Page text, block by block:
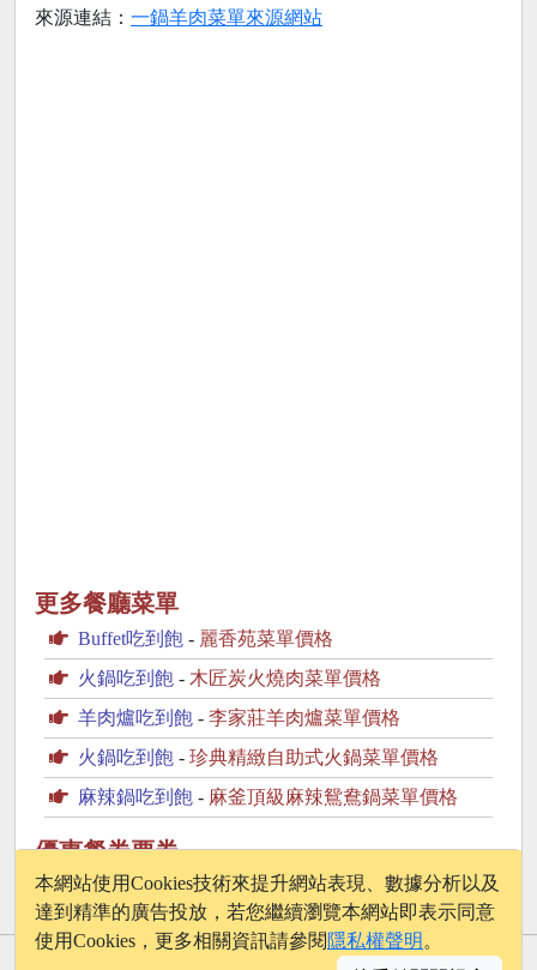
來源連結： 一鍋羊肉菜單來源網站
更多餐廳菜單
Buffet吃到飽 - 麗香苑菜單價格
火鍋吃到飽 - 木匠炭火燒肉菜單價格
羊肉爐吃到飽 - 李家莊羊肉爐菜單價格
火鍋吃到飽 - 珍典精緻自助式火鍋菜單價格
麻辣鍋吃到飽 - 麻釜頂級麻辣鴛鴦鍋菜單價格
優惠餐券票券
Klook.com
本網站使用Cookies技術來提升網站表現、數據分析以及
達到精準的廣告投放，若您繼續瀏覽本網站即表示同意
使用Cookies，更多相關資訊請參閱 隱私權聲明 。